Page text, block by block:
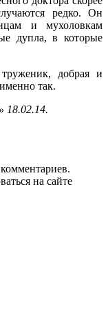
редко. Он
и мухоловкам
дупла, в которые
добрая и
так.
18.02.14.
на сайте